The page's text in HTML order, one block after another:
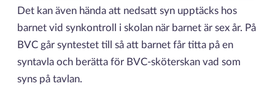
Det kan även hända att nedsatt syn upptäcks hos
barnet vid synkontroll i skolan när barnet är sex år. På
BVC går syntestet till så att barnet får titta på en
syntavla och berätta för BVC-sköterskan vad som
syns på tavlan.